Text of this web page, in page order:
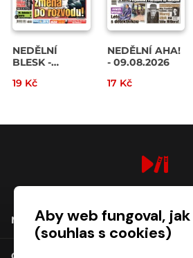
NEDĚLNÍ
BLESK -
19 Kč
NEDĚLNÍ AHA!
- 09.08.2026
17 Kč
NÁKUPAby web fungoval, jak
(souhlas s cookies)